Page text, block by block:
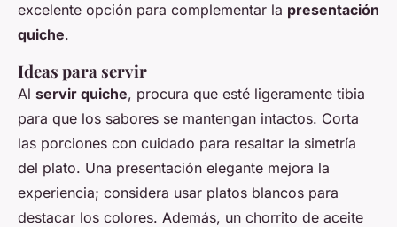
excelente opción para complementar la presentación
quiche.
Ideas para servir
Al servir quiche, procura que esté ligeramente tibia
para que los sabores se mantengan intactos. Corta
las porciones con cuidado para resaltar la simetría
del plato. Una presentación elegante mejora la
experiencia; considera usar platos blancos para
destacar los colores. Además, un chorrito de aceite